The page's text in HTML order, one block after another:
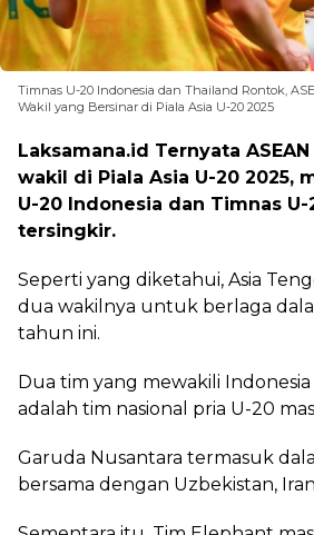
Timnas U-20 Indonesia dan Thailand Rontok,
Wakil yang Bersinar di Piala Asia U-20 2025
Laksamana.id Ternyata
wakil di Piala Asia U-20 2025,
U-20 Indonesia dan Timnas
tersingkir.
Seperti yang diketahui, Asia
dua wakilnya untuk berlaga
tahun ini.
Dua tim yang mewakili
adalah tim nasional pria U-20
Garuda Nusantara termasuk
bersama dengan Uzbekistan,